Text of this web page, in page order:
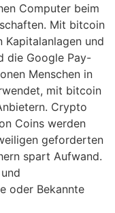
Computer beim
Mit bitcoin
und
die Google Pay-
Menschen in
mit bitcoin
Crypto
Coins werden
geforderten
spart Aufwand.
oder Bekannte